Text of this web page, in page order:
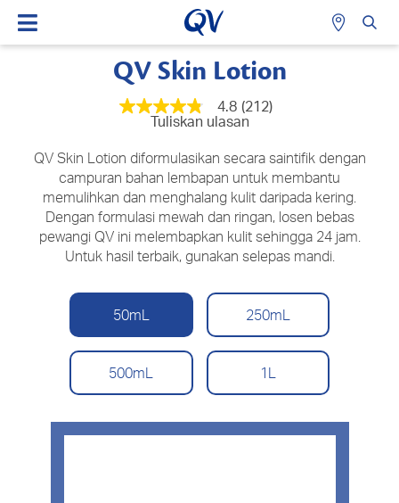
QV Skin Lotion
4.8
daripada
bintang,
nilai
penilaian
purata.
Read
212
Reviews.
Pautan
sama.
4.8 (212)
Tuliskan ulasan
QV Skin Lotion diformulasikan secara saintifik dengan
campuran bahan lembapan untuk membantu
memulihkan dan menghalang kulit daripada kering.
Dengan formulasi mewah dan ringan, losen bebas
pewangi QV ini melembapkan kulit sehingga 24 jam.
Untuk hasil terbaik, gunakan selepas mandi.
50mL 250mL
500mL 1L